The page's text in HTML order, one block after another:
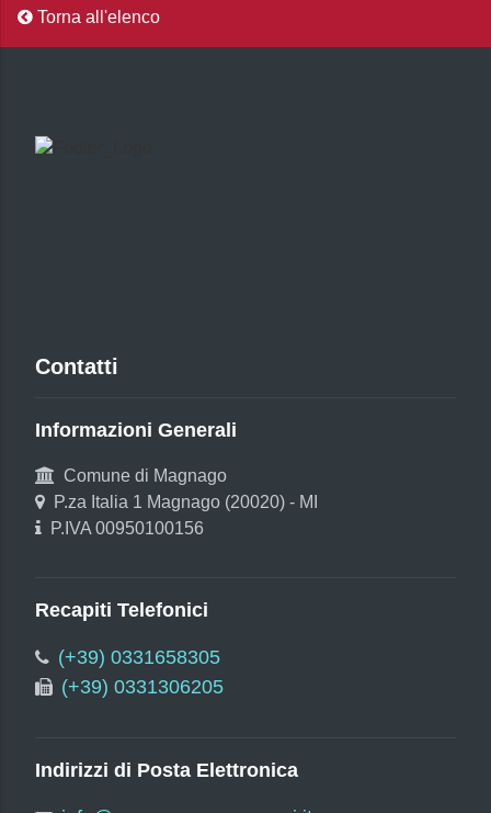
Torna all'elenco
Contatti
Informazioni Generali
Comune di Magnago
P.za Italia 1 Magnago (20020) - MI
P.IVA 00950100156
Recapiti Telefonici
(+39) 0331658305
(+39) 0331306205
Indirizzi di Posta Elettronica